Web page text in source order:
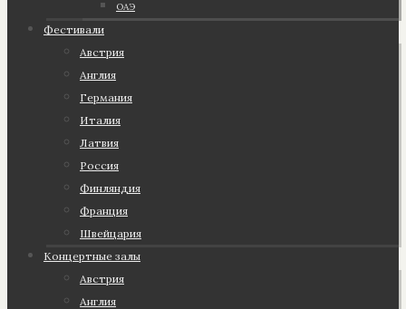
ОАЭ
Фестивали
Австрия
Англия
Германия
Италия
Латвия
Россия
Финляндия
Франция
Швейцария
Концертные залы
Австрия
Англия